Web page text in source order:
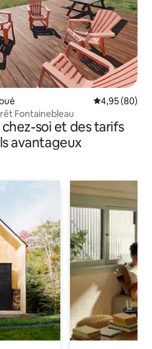
Évaluation
4,95 (80)
Fontainebleau
soi et des tarifs
avantageux